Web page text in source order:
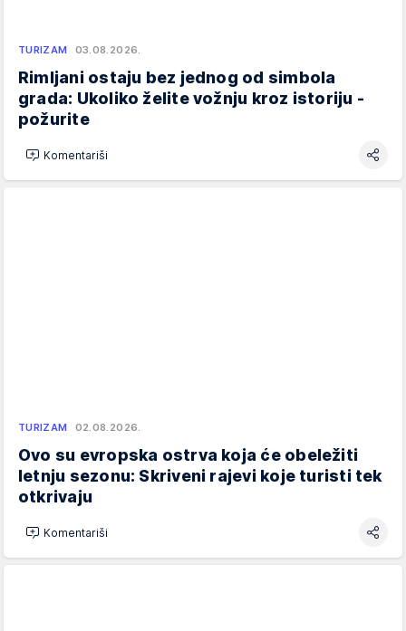
TURIZAM 03.08.2026.
Rimljani ostaju bez jednog od simbola
grada: Ukoliko želite vožnju kroz istoriju -
požurite
Komentariši
TURIZAM 02.08.2026.
Ovo su evropska ostrva koja će obeležiti
letnju sezonu: Skriveni rajevi koje turisti tek
otkrivaju
Komentariši